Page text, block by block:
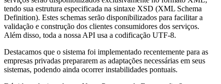
tendo sua estrutura especificada na sintaxe XSD (XML Schema
Definition). Estes schemas serão disponibilizados para facilitar a
validação e construção dos clientes consumidores dos serviços.
Além disso, toda a nossa API usa a codificação UTF-8.
Destacamos que o sistema foi implementado recentemente para as
empresas privadas prepararem as adaptações necessárias em seus
sistemas, podendo ainda ocorrer instabilidades pontuais.